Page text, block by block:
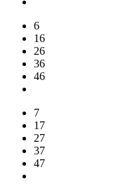
6
16
26
36
46
7
17
27
37
47